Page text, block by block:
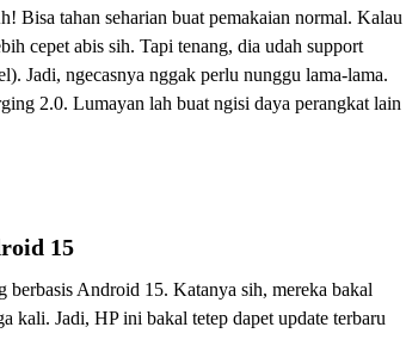
Bisa tahan seharian buat pemakaian normal. Kalau
cepet abis sih. Tapi tenang, dia udah support
Jadi, ngecasnya nggak perlu nunggu lama-lama.
2.0. Lumayan lah buat ngisi daya perangkat lain
15
Android 15. Katanya sih, mereka bakal
kali. Jadi, HP ini bakal tetep dapet update terbaru